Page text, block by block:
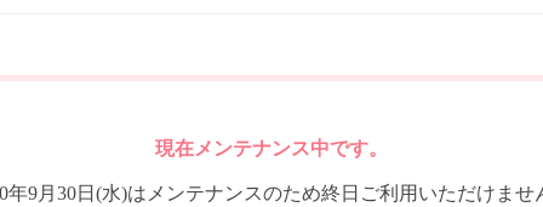
現在メンテナンス中です。
年9月30日(水)はメンテナンスのため終日ご利用いただけませ